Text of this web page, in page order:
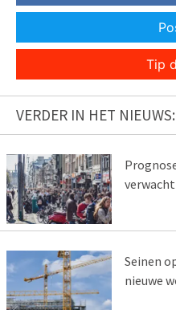
Tip
VERDER IN HET NIEUWS:
Seinen
nieuwe